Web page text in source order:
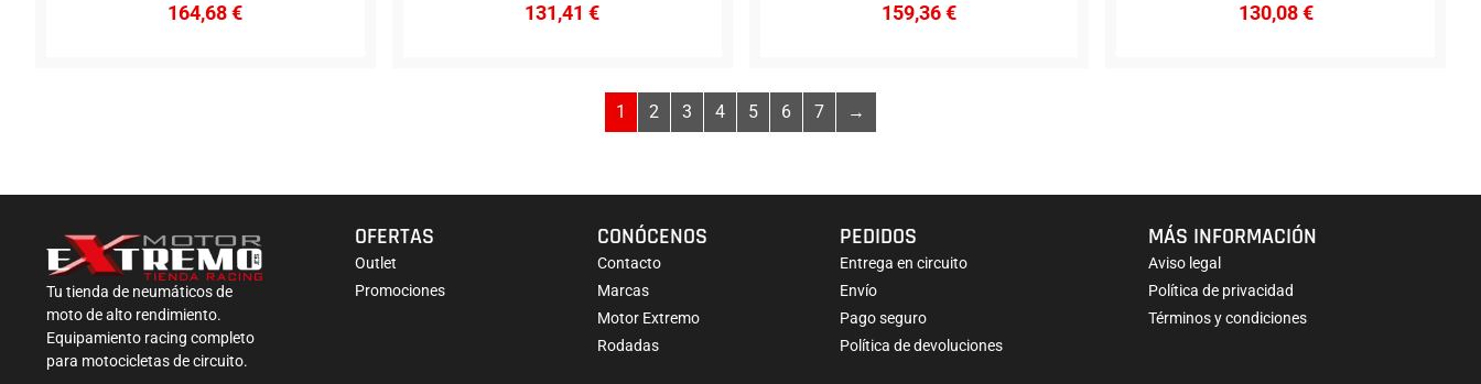
164,68€ 131,41€ 159,36€ 130,08€
1 2 3 4 5 6 7 →
Tu tienda de neumáticos de
moto de alto rendimiento.
Equipamiento racing completo
para motocicletas de circuito.
OFERTAS
Outlet
Promociones
CONÓCENOS
Contacto
Marcas
Motor Extremo
Rodadas
PEDIDOS
Entrega en circuito
Envío
Pago seguro
Política de devoluciones
MÁS INFORMACIÓN
Aviso legal
Política de privacidad
Términos y condiciones